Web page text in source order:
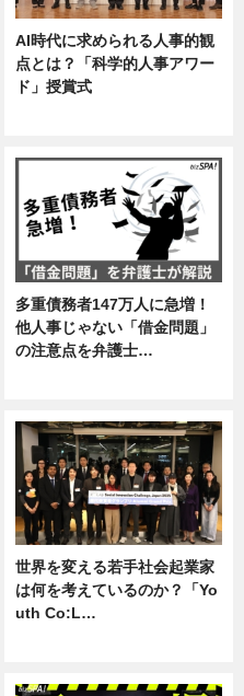
AI時代に求められる人事的観
点とは？「科学的人事アワー
ド」授賞式
多重債務者147万人に急増！
他人事じゃない「借金問題」
の注意点を弁護士…
世界を変える若手社会起業家
は何を考えているのか？「Yo
uth Co:L…